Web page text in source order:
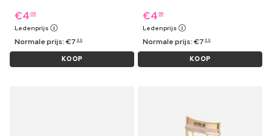
€4 09
Ledenprijs
Normale prijs:€7 99
KOOP
€4 99
Ledenprijs
Normale prijs:€7 69
KOOP